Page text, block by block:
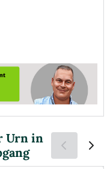
Urn in